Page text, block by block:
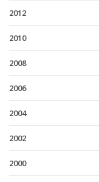
2012
2010
2008
2006
2004
2002
2000